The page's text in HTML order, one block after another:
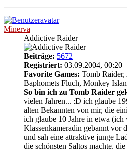
oben
Minerva
Addictive Raider
Beiträge: 5672
Registriert: 03.09.2004, 00:20
Favorite Games: Tomb
Baphomets Fluch, Monkey
So bin ich zu Tomb Raider
vielen Jahren... :D ich glaube
alten Bekannten von mir, die
ich glaube 10 Jahre in etwa
Klassenkameradin gebannt vor
und sah eine attraktive junge
die schönsten Saltos machte,